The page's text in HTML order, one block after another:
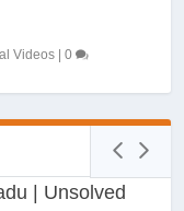
Videos |0